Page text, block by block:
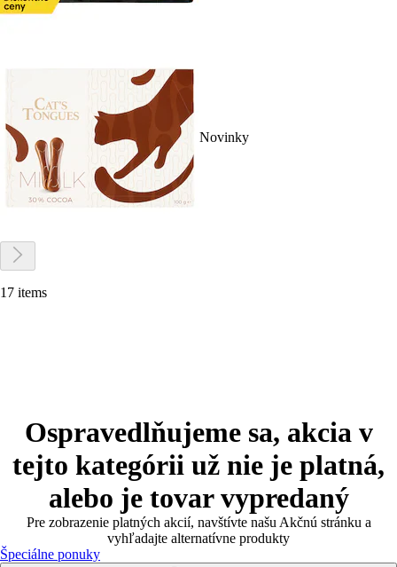
Novinky
17 items
Ospravedlňujeme sa, akcia v
tejto kategórii už nie je platná,
alebo je tovar vypredaný
Pre zobrazenie platných akcií, navštívte našu Akčnú stránku a
vyhľadajte alternatívne produkty
Špeciálne ponuky